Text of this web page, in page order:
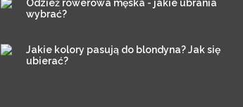
Odzież rowerowa męska - jakie ubrania
wybrać?
Jakie kolory pasują do blondyna? Jak się
ubierać?